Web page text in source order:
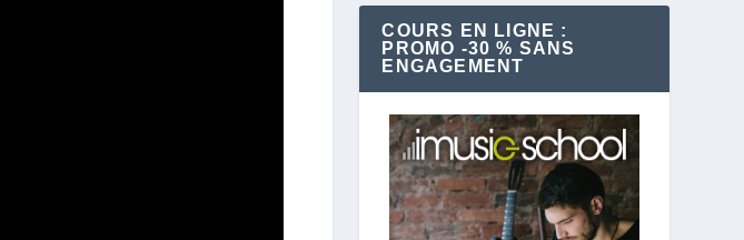
COURS EN LIGNE :
PROMO -30 % SANS
ENGAGEMENT